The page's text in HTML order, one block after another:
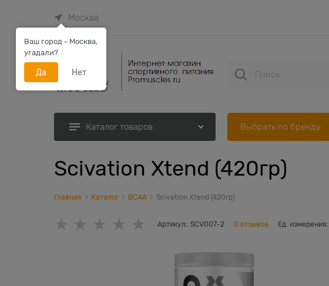
Москва
Каталог товаров Выбрать по бренду
Scivation Xtend (420гр)
Главная Каталог BCAA Scivation Xtend (420гр)
Артикул: SCV007-2 0 отзывов Ед. измерения:
Ваш город - Москва,
угадали?
Да Нет